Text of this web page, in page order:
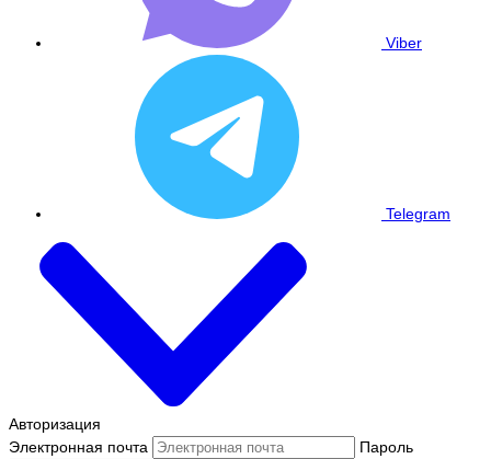
Viber
Telegram
Авторизация
Электронная почта
Пароль